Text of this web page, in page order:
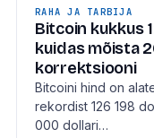
RAHA JA TARBIJA
Bitcoin kukkus
kuidas mõista
korrektsiooni
Bitcoini hind on
rekordist 126 198
000 dollari…